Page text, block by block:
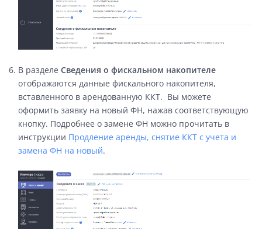
В разделе Сведения о фискальном накопителе
отображаются данные фискального накопителя,
вставленного в арендованную ККТ. Вы можете
оформить заявку на новый ФН, нажав соответствующую
кнопку. Подробнее о замене ФН можно прочитать в
инструкции Продление аренды, снятие ККТ с учета и
замена ФН на новый.